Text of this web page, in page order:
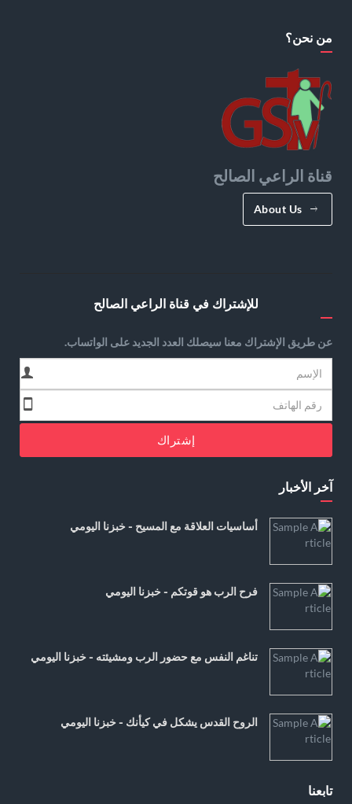
من نحن؟
قناة الراعي الصالح
About Us
للإشتراك في قناة الراعي الصالح
عن طريق الإشتراك معنا سيصلك العدد الجديد على الواتساب.
إشتراك
آخر الأخبار
أساسيات العلاقة مع المسيح - خبزنا اليومي
فرح الرب هو قوتكم - خبزنا اليومي
تناغم النفس مع حضور الرب ومشيئته - خبزنا اليومي
الروح القدس يشكل في كيأنك - خبزنا اليومي
تابعنا